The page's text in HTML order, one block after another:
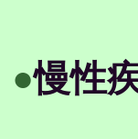
●慢性